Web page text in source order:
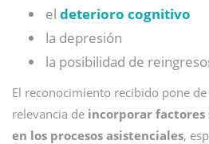
el deterioro cognitivo
la depresión
la posibilidad de
El reconocimiento recibido pone
relevancia de incorporar factores
en los procesos asistenciales,